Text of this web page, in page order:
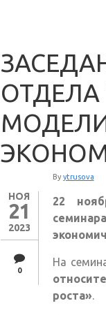
НОЯ
21
2023
0
By ytrusova
22
На
роста».